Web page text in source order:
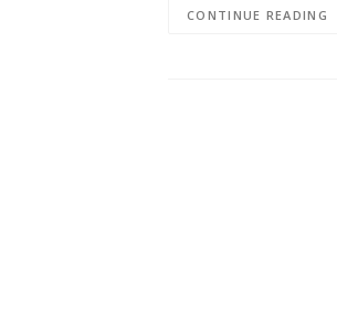
CONTINUE READING